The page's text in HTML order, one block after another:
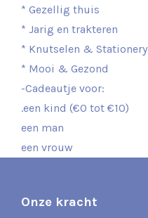
* Gezellig thuis
* Jarig en trakteren
* Knutselen & Stationery
* Mooi & Gezond
-Cadeautje voor:
.een kind (€0 tot €10)
een man
een vrouw
Onze kracht